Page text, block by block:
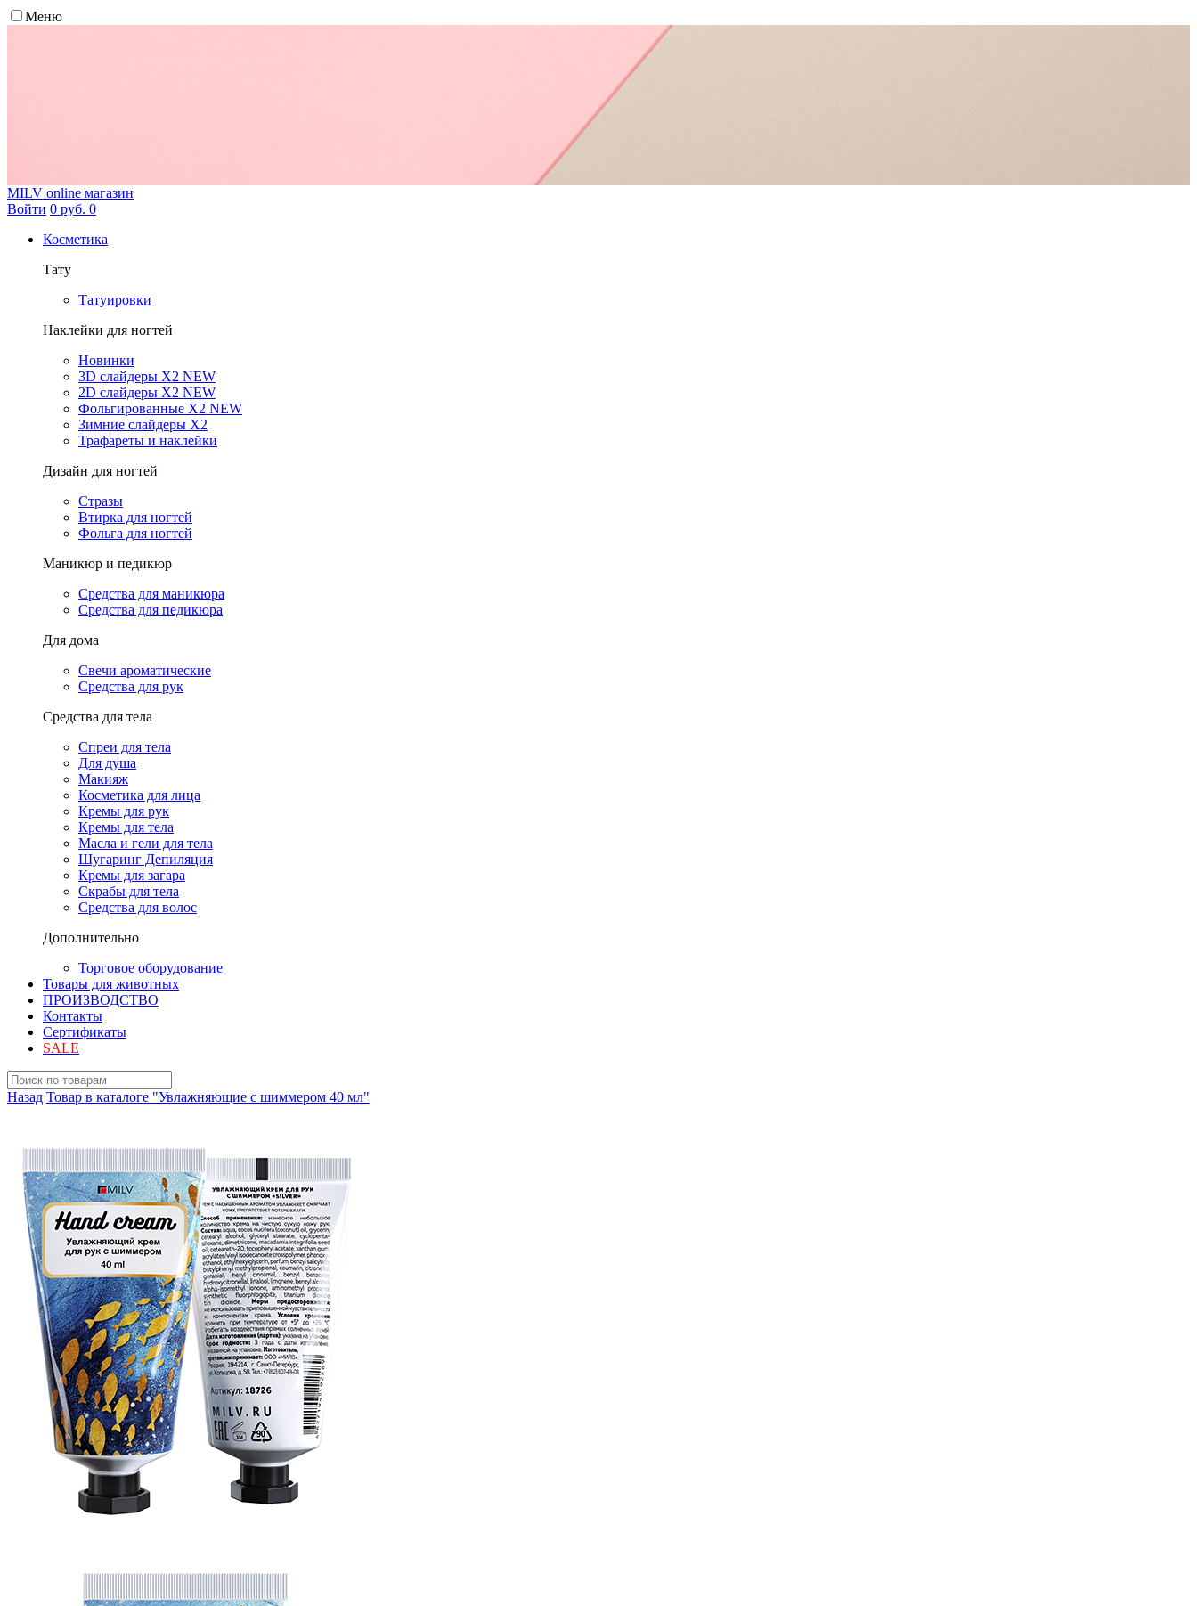
Меню
MILV online магазин
Войти 0 руб. 0
Косметика
Тату
Татуировки
Наклейки для ногтей
Новинки
3D слайдеры X2 NEW
2D слайдеры X2 NEW
Фольгированные X2 NEW
Зимние слайдеры Х2
Трафареты и наклейки
Дизайн для ногтей
Стразы
Втирка для ногтей
Фольга для ногтей
Маникюр и педикюр
Средства для маникюра
Средства для педикюра
Для дома
Свечи ароматические
Средства для рук
Средства для тела
Спреи для тела
Для душа
Макияж
Косметика для лица
Кремы для рук
Кремы для тела
Масла и гели для тела
Шугаринг Депиляция
Кремы для загара
Скрабы для тела
Средства для волос
Дополнительно
Торговое оборудование
Товары для животных
ПРОИЗВОДСТВО
Контакты
Сертификаты
SALE
Назад Товар в каталоге "Увлажняющие с шиммером 40 мл"